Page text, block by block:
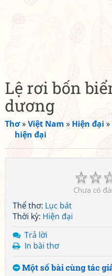
Lệ rơi bốn
dương
Thơ»Việt Nam » Hiện đại »
hiện đại
☆
☆
Chưa có
Thể thơ: Lục bát
Thời kỳ: Hiện đại
Trả lời
In bài thơ
Một số bài cùng tác